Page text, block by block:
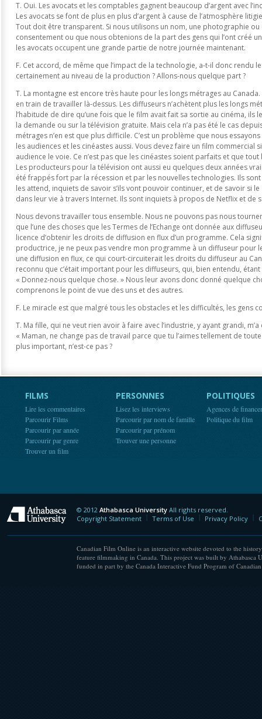
T. Oui. Les avocats et les comptables gagnent beaucoup d’argent avec
Les avocats se font de plus en plus d’argent à cause de l’atmosphère
Tout doit être transparent. Si nous utilisons un nom, une photographie ou
consentement ou que nous obtenions de la part des gens qui l’ont créé
les avocats occupent une grande partie de notre journée maintenant.
F. Cet accord, de même que l’impact de la technologie, a-t-il donc rendu
certainement au niveau de la production ? Allons-nous quelque part ?
T. La montagne est encore très haute pour les longs métrages au
en train de travailler là-dessus. Les diffuseurs n’achètent plus les longs
l’habitude de dire qu’une fois que le film avait fait sa sortie au cinéma, ils
la demande ou sur la télévision gratuite. Mais cela n’a pas été le cas
métrages n’en est que plus difficile. C’est un problème que nous
les audiences et les cinéastes aussi. Vous devez faire un film commercial
audience le voie. Ce n’est pas que les cinéastes soient parfaits et que
Les producteurs pour la télévision ont aussi eu quelques deux années
été frappés fort par la récession et par les nouvelles technologies. Ils
les attend, inquiets de savoir s’ils vont pouvoir continuer, et de savoir si le
dans leur vie à travers Internet. Ils sont inquiets à propos de Netflix et de
Nous devons travailler tous ensemble. Nous ne pouvons pas nous
que l’une des choses que les Termes de l’Echange ont donnée aux
licence d’obtenir les droits de diffusion en flux d’un programme. Cela
productrice, je ne peux pas vendre mon programme à un diffuseur pour
une diffusion en flux, ce qui court-circuiterait les droits du diffuseur au
reconnu que c’était important pour les diffuseurs, qui, bien entendu,
« Donnez-nous quelque chose. » Nous leur avons donc donné quelque
comprenons le point de vue des uns et des autres.
F. Le miracle est que malgré tous les obstacles et les difficultés, les gens
T. Ma fille, qui ne veut rien avoir à faire avec l’industrie, y ayant grandi,
« Maman, ne change pas de travail parce que tu l’aimes tellement de
plus important, n’est-ce pas ?
FILMS
Lire les commentaires
Parcourir Films
Parcourir par année
Parcourir par genre
Trouver un film
PERSONNES
Lisez les interviews
Parcourir par nom de famille
Parcourir par prénom
Trouver une personne
POLITIQUES
Agences de
Politique du film
Athabasca University
© 2012 Athabasca University All rights reserved.
Copyright Statement
Terms of Use Privacy Policy
Canadian Film Online is an interactive website devoted to the
feature filmmaking in Canada. This project was built by Athabasca
funded in part by the Canada Interactive Fund Program of